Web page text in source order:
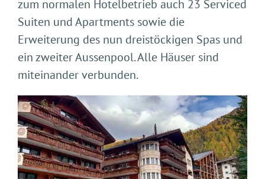
zum normalen Hotelbetrieb auch 23 Serviced
Suiten und Apartments sowie die
Erweiterung des nun dreistöckigen Spas und
ein zweiter Aussenpool. Alle Häuser sind
miteinander verbunden.